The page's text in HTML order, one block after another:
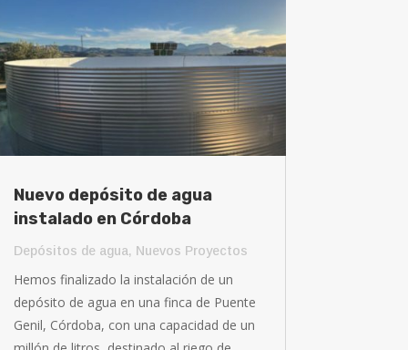
Nuevo depósito de agua
instalado en Córdoba
Depósitos de agua, Nuevos Proyectos
Hemos finalizado la instalación de un
depósito de agua en una finca de Puente
Genil, Córdoba, con una capacidad de un